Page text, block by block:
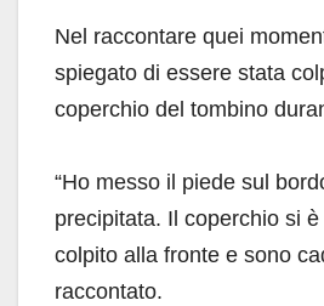
Nel raccontare quei
spiegato di essere stata
coperchio del tombino
“Ho messo il piede sul
precipitata. Il coperchio si
colpito alla fronte e sono
raccontato.